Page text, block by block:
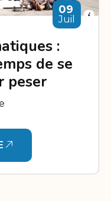
09
Juil
:
de se
peser